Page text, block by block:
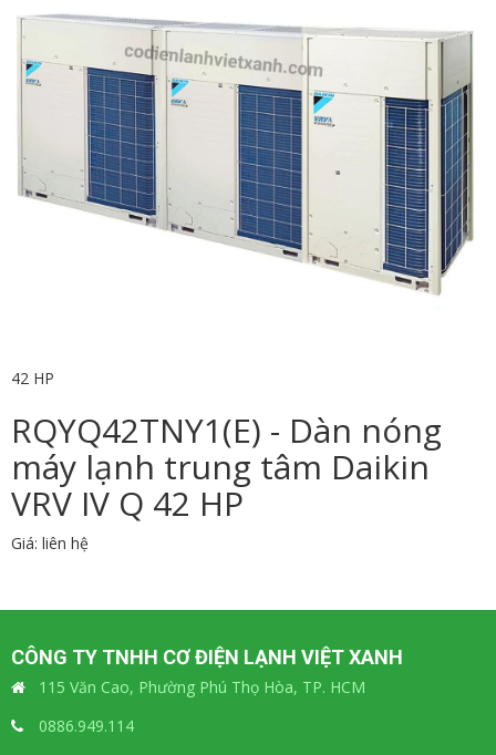
42 HP
RQYQ42TNY1(E) - Dàn nóng
máy lạnh trung tâm Daikin
VRV IV Q 42 HP
Giá: liên hệ
CÔNG TY TNHH CƠ ĐIỆN LẠNH VIỆT XANH
115 Văn Cao, Phường Phú Thọ Hòa, TP. HCM
0886.949.114